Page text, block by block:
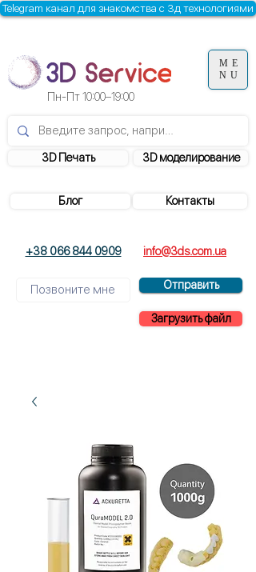
3D моделирование
Контакты
3D Печать
+38 066 844 0909 info@3ds.com.ua
Отправить
Загрузить файл
Блог
Пн-Пт10:00–19:00
Telegram канал для знакомства с 3д технологиями
ME
NU